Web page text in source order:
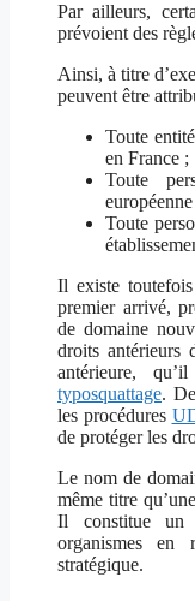
Par ailleurs,
prévoient des
Ainsi, à titre
peuvent être
Toute
en France ;
Toute
Toute
Il existe
premier arrivé,
de domaine
droits antérieurs
antérieure,
typosquattage.
les procédures
de protéger les
Le nom de
même titre qu’une
Il constitue un
organismes en
stratégique.